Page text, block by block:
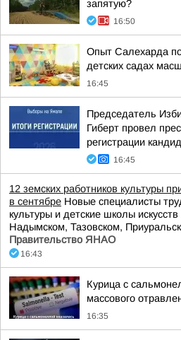
запятую?
16:50
Опыт Салехарда
детских садах
16:45
Председатель
Гиберт провел
регистрации
16:45
12 земских работников культуры
в сентябре Новые специалисты
культуры и детские школы
Надымском, Тазовском,
Правительство ЯНАО
16:43
Курица с
массового
16:35